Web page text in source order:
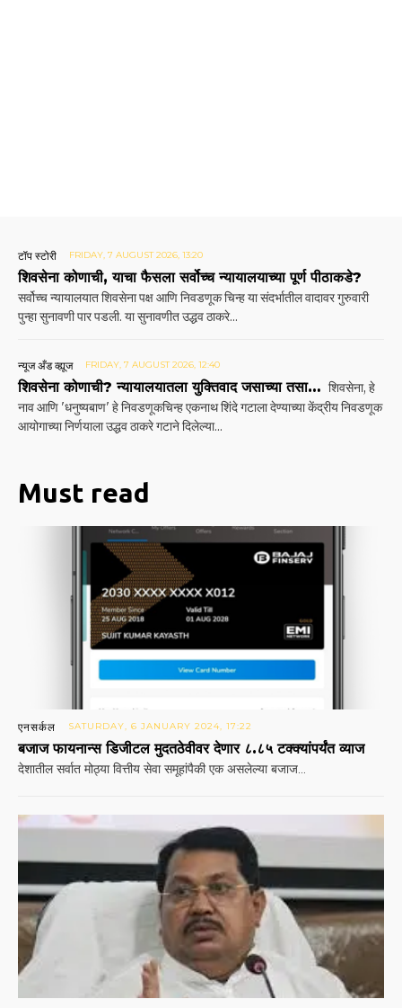
टॉप स्टोरी FRIDAY, 7 AUGUST 2026, 13:20
शिवसेना कोणाची, याचा फैसला सर्वोच्च न्यायालयाच्या पूर्ण पीठाकडे?
सर्वोच्च न्यायालयात शिवसेना पक्ष आणि निवडणूक चिन्ह या संदर्भातील वादावर गुरुवारी
पुन्हा सुनावणी पार पडली. या सुनावणीत उद्धव ठाकरे...
न्यूज अँड व्ह्यूज FRIDAY, 7 AUGUST 2026, 12:40
शिवसेना कोणाची? न्यायालयातला युक्तिवाद जसाच्या तसा… शिवसेना, हे
नाव आणि 'धनुष्यबाण' हे निवडणूकचिन्ह एकनाथ शिंदे गटाला देण्याच्या केंद्रीय निवडणूक
आयोगाच्या निर्णयाला उद्धव ठाकरे गटाने दिलेल्या...
Must read
एनसर्कल SATURDAY, 6 JANUARY 2024, 17:22
बजाज फायनान्स डिजीटल मुदतठेवीवर देणार ८.८५ टक्क्यांपर्यंत व्याज
देशातील सर्वात मोठ्या वित्तीय सेवा समूहांपैकी एक असलेल्या बजाज...